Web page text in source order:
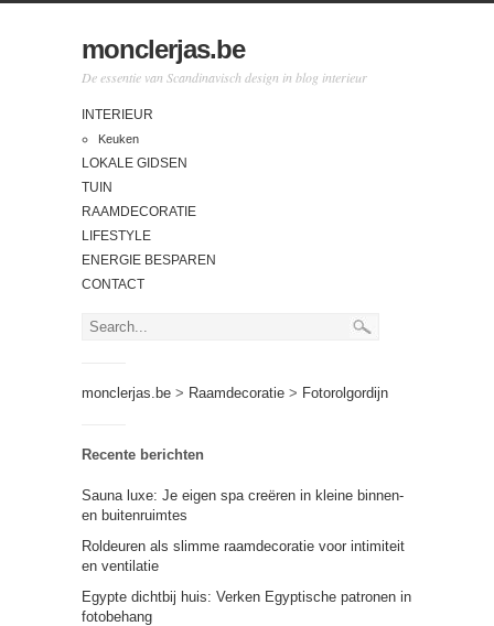
monclerjas.be
De essentie van Scandinavisch design in blog interieur
INTERIEUR
Keuken
LOKALE GIDSEN
TUIN
RAAMDECORATIE
LIFESTYLE
ENERGIE BESPAREN
CONTACT
monclerjas.be > Raamdecoratie > Fotorolgordijn
Recente berichten
Sauna luxe: Je eigen spa creëren in kleine binnen-
en buitenruimtes
Roldeuren als slimme raamdecoratie voor intimiteit
en ventilatie
Egypte dichtbij huis: Verken Egyptische patronen in
fotobehang